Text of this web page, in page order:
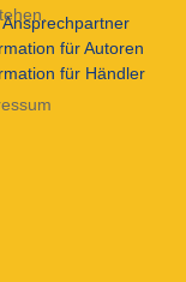
für Autoren
für Händler